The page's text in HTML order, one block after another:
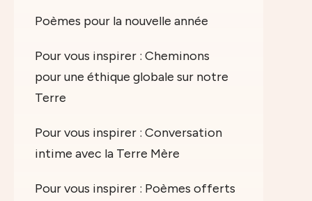
Poèmes pour la nouvelle année
Pour vous inspirer : Cheminons
pour une éthique globale sur notre
Terre
Pour vous inspirer : Conversation
intime avec la Terre Mère
Pour vous inspirer : Poèmes offerts